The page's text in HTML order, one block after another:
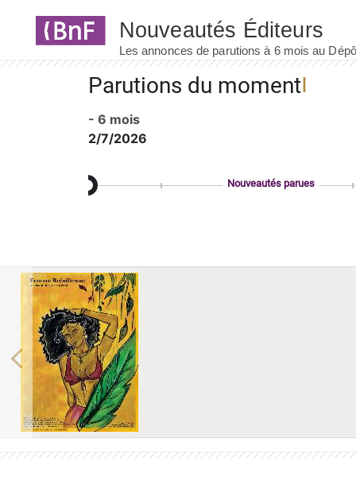
Parutions du moment
- 6 mois
2/7/2026
Nouveautés parues
Previous